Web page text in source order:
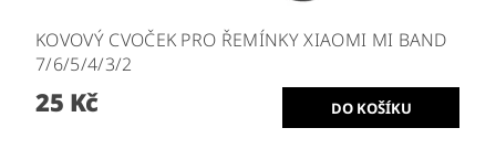
KOVOVÝ CVOČEK PRO ŘEMÍNKY XIAOMI MI BAND
7/6/5/4/3/2
25 Kč